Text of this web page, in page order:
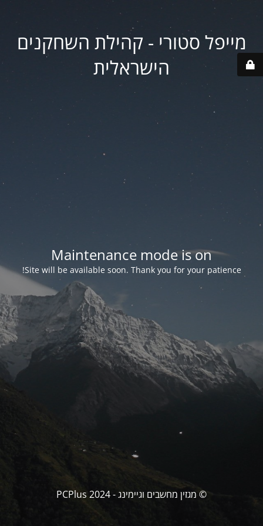
מייפל סטורי - קהילת השחקנים
הישראלית
Maintenance mode is on
Site will be available soon. Thank you for your patience!
© מגזין מחשבים וגיימינג - PCPlus 2024